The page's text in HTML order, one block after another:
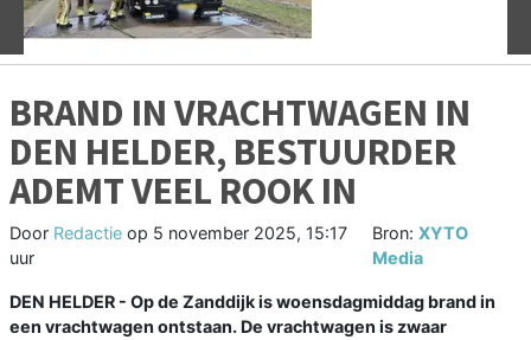
BRAND IN VRACHTWAGEN IN
DEN HELDER, BESTUURDER
ADEMT VEEL ROOK IN
Door Redactie op 5 november 2025, 15:17
uur
Bron:XYTO
Media
DEN HELDER - Op de Zanddijk is woensdagmiddag brand in
een vrachtwagen ontstaan. De vrachtwagen is zwaar